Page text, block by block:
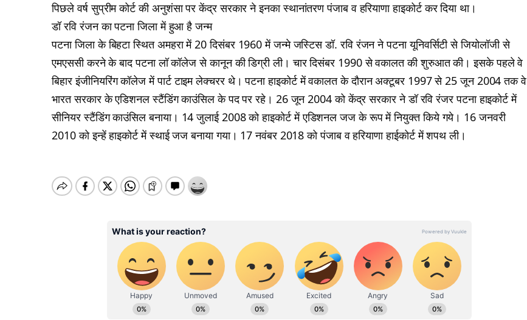
पिछले वर्ष सुप्रीम कोर्ट की अनुशंसा पर केंद्र सरकार ने इनका स्थानांतरण पंजाब व हरियाणा हाइकोर्ट कर दिया था।
डॉ रवि रंजन का पटना जिला में हुआ है जन्म
पटना जिला के बिहटा स्थित अमहरा में 20 दिसंबर 1960 में जन्मे जस्टिस डॉ. रवि रंजन ने पटना यूनिवर्सिटी से जियोलॉजी से
एमएससी करने के बाद पटना लॉ कॉलेज से कानून की डिग्री ली। चार दिसंबर 1990 से वकालत की शुरुआत की। इसके पहले वे
बिहार इंजीनियरिंग कॉलेज में पार्ट टाइम लेक्चरर थे। पटना हाइकोर्ट में वकालत के दौरान अक्टूबर 1997 से 25 जून 2004 तक वे
भारत सरकार के एडिशनल स्टैंडिंग काउंसिल के पद पर रहे। 26 जून 2004 को केंद्र सरकार ने डॉ रवि रंजर पटना हाइकोर्ट में
सीनियर स्टैंडिंग काउंसिल बनाया। 14 जुलाई 2008 को हाइकोर्ट में एडिशनल जज के रूप में नियुक्त किये गये। 16 जनवरी
2010 को इन्हें हाइकोर्ट में स्थाई जज बनाया गया। 17 नवंबर 2018 को पंजाब व हरियाणा हाईकोर्ट में शपथ ली।